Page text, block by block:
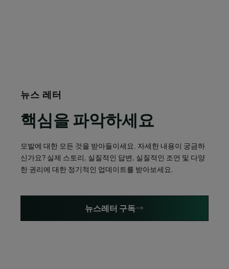
뉴스 레터
핵심을 파악하세요
모발에 대한 모든 것을 받아들이세요. 자세한 내용이 궁금하
신가요? 실제 스토리, 실질적인 답변, 실질적인 조언 및 다양
한 권리에 대한 정기적인 업데이트를 받아보세요.
뉴스레터 구독